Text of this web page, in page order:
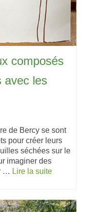
composés
avec les
de Bercy se sont
pour créer leurs
séchées sur le
imaginer des
… Lire la suite